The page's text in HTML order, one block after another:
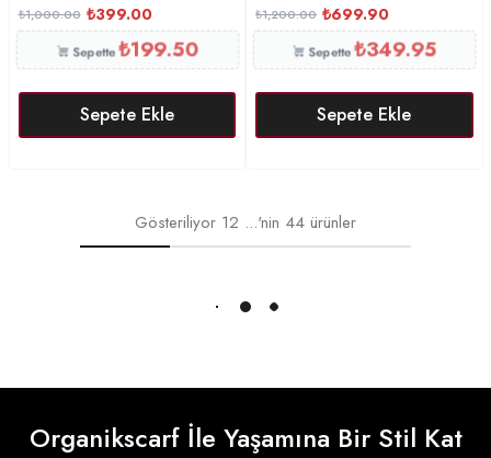
₺1,000.00 ₺399.00
Sepette₺199.50
Sepete Ekle
₺1,200.00 ₺699.90
Sepette₺349.95
Sepete Ekle
Gösteriliyor 12 ...'nin 44 ürünler
Daha Fazlasını Yükle
Organikscarf İle Yaşamına Bir Stil Kat